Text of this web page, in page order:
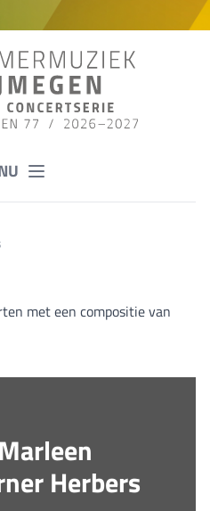
met een compositie van
Herbers